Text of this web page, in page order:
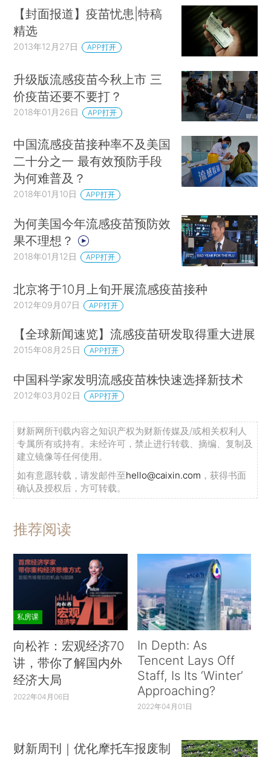
【封面报道】疫苗忧患|特稿
精选
2013年12月27日 APP打开
升级版流感疫苗今秋上市 三
价疫苗还要不要打？
2018年01月26日 APP打开
中国流感疫苗接种率不及美国
二十分之一 最有效预防手段
为何难普及？
2018年01月10日 APP打开
为何美国今年流感疫苗预防效
果不理想？
2018年01月12日 APP打开
北京将于10月上旬开展流感疫苗接种
2012年09月07日 APP打开
【全球新闻速览】流感疫苗研发取得重大进展
2015年08月25日 APP打开
中国科学家发明流感疫苗株快速选择新技术
2012年03月02日 APP打开
财新网所刊载内容之知识产权为财新传媒及/或相关权利人
专属所有或持有。未经许可，禁止进行转载、摘编、复制及
建立镜像等任何使用。
如有意愿转载，请发邮件至hello@caixin.com ，获得书面
确认及授权后，方可转载。
推荐阅读
私房课
向松祚：宏观经济70
讲，带你了解国内外
经济大局
2022年04月06日
In Depth: As
Tencent Lays Off
Staff, Is Its ‘Winter’
Approaching?
2022年04月01日
财新周刊｜优化摩托车报废制